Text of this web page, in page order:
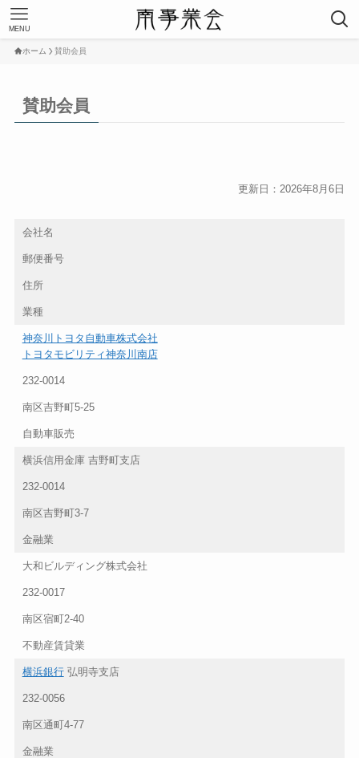
MENU
ホーム 賛助会員
賛助会員
更新日：2026年8月6日
会社名
郵便番号
住所
業種
神奈川トヨタ自動車株式会社
トヨタモビリティ神奈川南店
232-0014
南区吉野町5-25
自動車販売
横浜信用金庫 吉野町支店
232-0014
南区吉野町3-7
金融業
大和ビルディング株式会社
232-0017
南区宿町2-40
不動産賃貸業
横浜銀行弘明寺支店
232-0056
南区通町4-77
金融業